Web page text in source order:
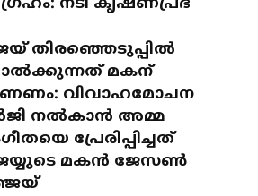
നടി കൃഷ്ണപ്രഭ
തിരഞ്ഞെടുപ്പിൽ
മകന്
വിവാഹമോചന
നൽകാൻ അമ്മ
പ്രേരിപ്പിച്ചത്
മകൻ ജേസൺ